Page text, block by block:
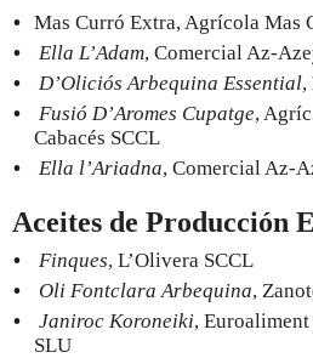
Mas Curró Extra, Agrícola Mas
Ella L’Adam, Comercial Az-
D’Oliciós Arbequina Essential,
Fusió D’Aromes Cupatge,
Cabacés SCCL
Ella l’Ariadna, Comercial Az-
Aceites de Producción
Finques, L’Olivera SCCL
Oli Fontclara Arbequina,
Janiroc Koroneiki,
SLU